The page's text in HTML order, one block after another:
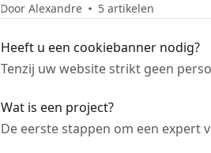
Door Alexandre 5 artikelen
Heeft u een cookiebanner nodig?
Tenzij uw website strikt geen
Wat is een project?
De eerste stappen om een expert